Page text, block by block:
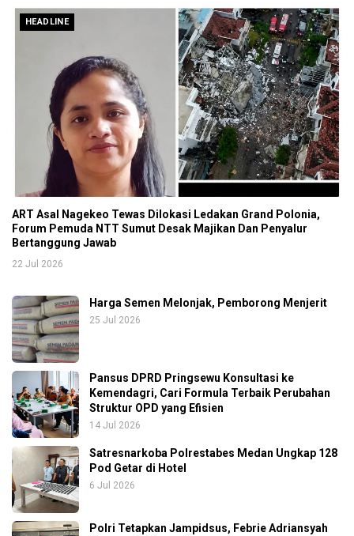
HEADLINE
ART Asal Nagekeo Tewas Dilokasi Ledakan Grand Polonia,
Forum Pemuda NTT Sumut Desak Majikan Dan Penyalur
Bertanggung Jawab
22 Jul 2026
Harga Semen Melonjak, Pemborong Menjerit
25 Jul 2026
Pansus DPRD Pringsewu Konsultasi ke
Kemendagri, Cari Formula Terbaik Perubahan
Struktur OPD yang Efisien
14 Jul 2026
Satresnarkoba Polrestabes Medan Ungkap 128
Pod Getar di Hotel
6 Jul 2026
Polri Tetapkan Jampidsus, Febrie Adriansyah